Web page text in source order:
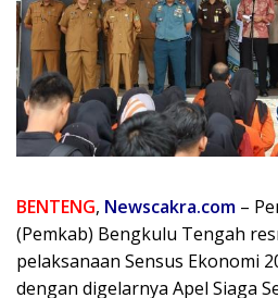
BENTENG, Newscakra.com –
(Pemkab) Bengkulu Tengah
pelaksanaan Sensus Ekonomi
dengan digelarnya Apel Siaga